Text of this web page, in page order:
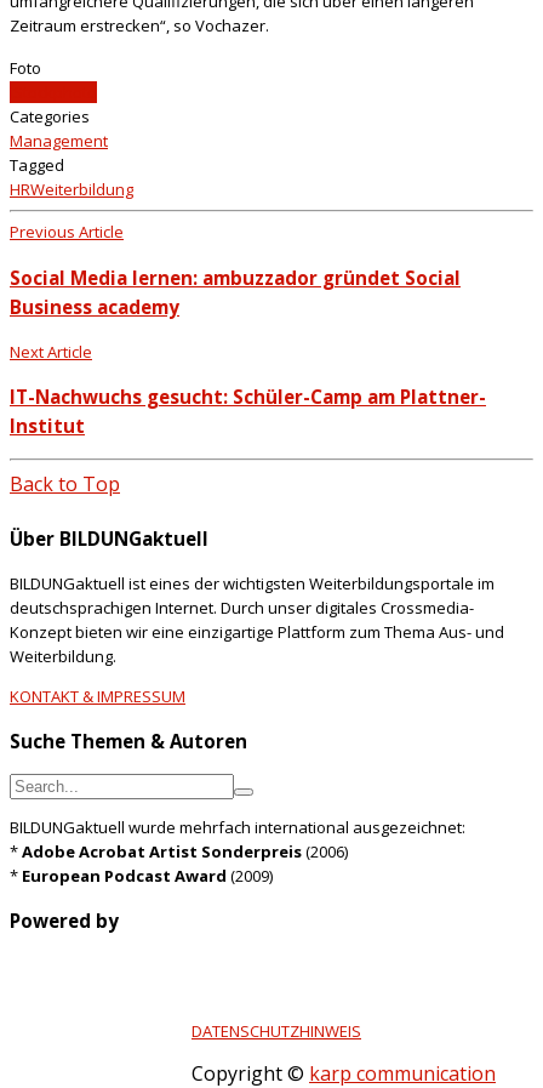
Zeitraum erstrecken“, so Vochazer.
Foto
Categories
Management
Tagged
HRWeiterbildung
Previous Article
Social Media lernen: ambuzzador gründet Social
Business academy
Next Article
IT-Nachwuchs gesucht: Schüler-Camp am Plattner-
Institut
Back to Top
Über BILDUNGaktuell
BILDUNGaktuell ist eines der wichtigsten Weiterbildungsportale im
deutschsprachigen Internet. Durch unser digitales Crossmedia-
Konzept bieten wir eine einzigartige Plattform zum Thema Aus- und
Weiterbildung.
KONTAKT & IMPRESSUM
Suche Themen & Autoren
BILDUNGaktuell wurde mehrfach international ausgezeichnet:
*Adobe Acrobat Artist Sonderpreis(2006)
* European Podcast Award (2009)
Powered by
DATENSCHUTZHINWEIS
Copyright © karp communication